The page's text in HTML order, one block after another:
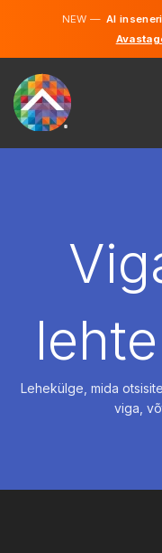
NEW —AI
PALKAMA
Lehekülge, mida
viga,